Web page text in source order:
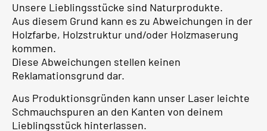
Unsere Lieblingsstücke sind Naturprodukte.
Aus diesem Grund kann es zu Abweichungen in der
Holzfarbe, Holzstruktur und/oder Holzmaserung
kommen.
Diese Abweichungen stellen keinen
Reklamationsgrund dar.
Aus Produktionsgründen kann unser Laser leichte
Schmauchspuren an den Kanten von deinem
Lieblingsstück hinterlassen.